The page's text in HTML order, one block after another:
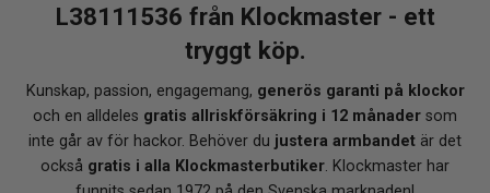
L38111536 från Klockmaster - ett
tryggt köp.
Kunskap, passion, engagemang, generös garanti på klockor
och en alldeles gratis allriskförsäkring i 12 månader som
inte går av för hackor. Behöver du justera armbandet är det
också gratis i alla Klockmasterbutiker. Klockmaster har